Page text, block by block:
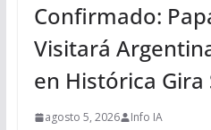
Confirmado:
Visitará
en Histórica
agosto 5, 2026 Info IA